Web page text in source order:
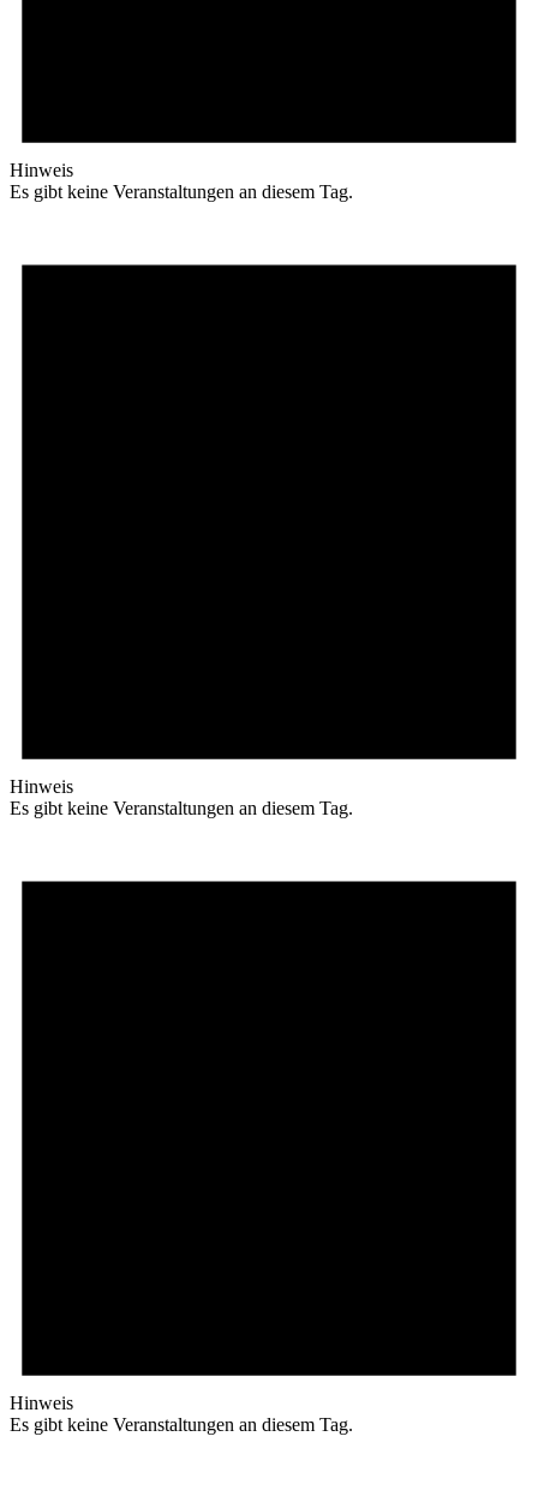
Hinweis
Es gibt keine Veranstaltungen an diesem Tag.
Hinweis
Es gibt keine Veranstaltungen an diesem Tag.
Hinweis
Es gibt keine Veranstaltungen an diesem Tag.